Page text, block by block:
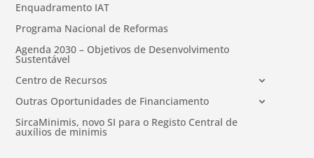
Enquadramento IAT
Programa Nacional de Reformas
Agenda 2030 – Objetivos de Desenvolvimento
Sustentável
Centro de Recursos
Outras Oportunidades de Financiamento
SircaMinimis, novo SI para o Registo Central de
auxílios de minimis